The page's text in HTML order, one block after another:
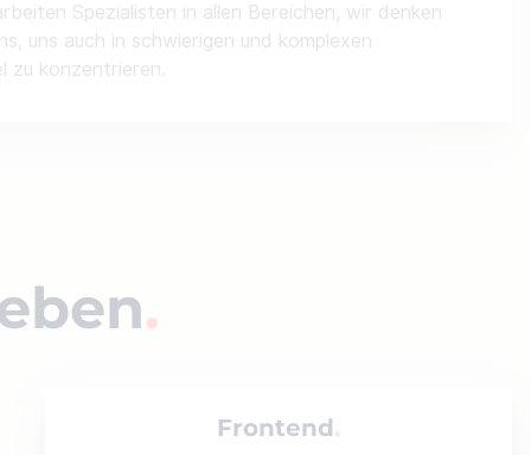
Spezialisten in allen Bereichen, wir denken
uns auch in schwierigen und komplexen
zu konzentrieren.
Frontend